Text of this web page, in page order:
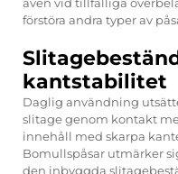
förstöra andra typer av
kantstabilitet
Daglig användning
slitage genom kontakt
innehåll med skarpa
Bomullspåsar utmärker
den inbyggda